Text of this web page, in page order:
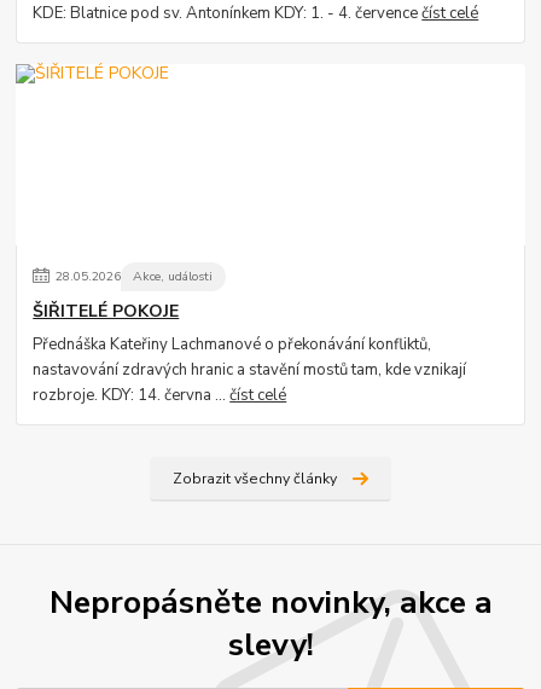
KDE: Blatnice pod sv. Antonínkem KDY: 1. - 4. červencečíst celé
28.05.2026 Akce, události
ŠIŘITELÉ POKOJE
Přednáška Kateřiny Lachmanové o překonávání konfliktů,
nastavování zdravých hranic a stavění mostů tam, kde vznikají
rozbroje. KDY: 14. června ...číst celé
Zobrazit všechny články
Nepropásněte novinky, akce a
slevy!